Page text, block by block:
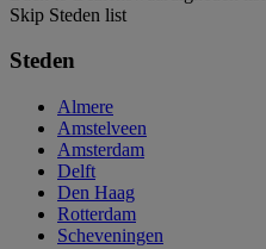
Skip Steden list
Steden
Almere
Amstelveen
Amsterdam
Delft
Den Haag
Rotterdam
Scheveningen